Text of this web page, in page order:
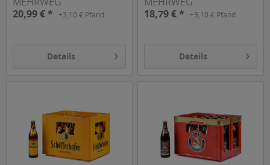
20,99 € *
+3,10 € Pfand
Details
18,79 € *
+3,10 € Pfand
Details